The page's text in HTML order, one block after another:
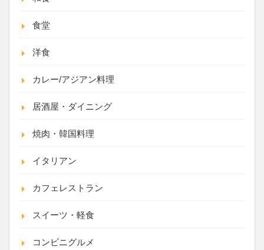
食堂
洋食
カレー/アジアン料理
居酒屋・ダイニング
焼肉・韓国料理
イタリアン
カフェレストラン
スイーツ・軽食
コンビニグルメ